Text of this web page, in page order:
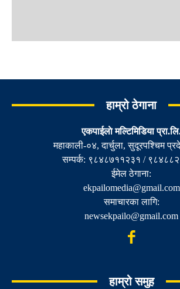
हाम्रो ठेगाना
एकपाईलाे मल्टिमिडिया
महाकाली-०४, दार्चुला, सुदूरपश्चिम
सम्पर्क: ९८४८७११२३१ /
ईमेल ठेगाना:
ekpailomedia@gmail.com
समाचारका लागि:
newsekpailo@gmail.com
हाम्रो समुह